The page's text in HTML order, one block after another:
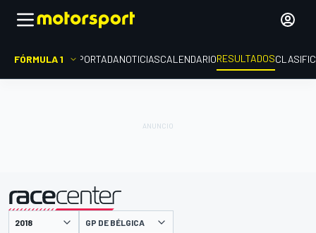
FÓRMULA 1 PORTADANOTICIASCALENDARIORESULTADOS
presentado por GP DE BÉLGICA